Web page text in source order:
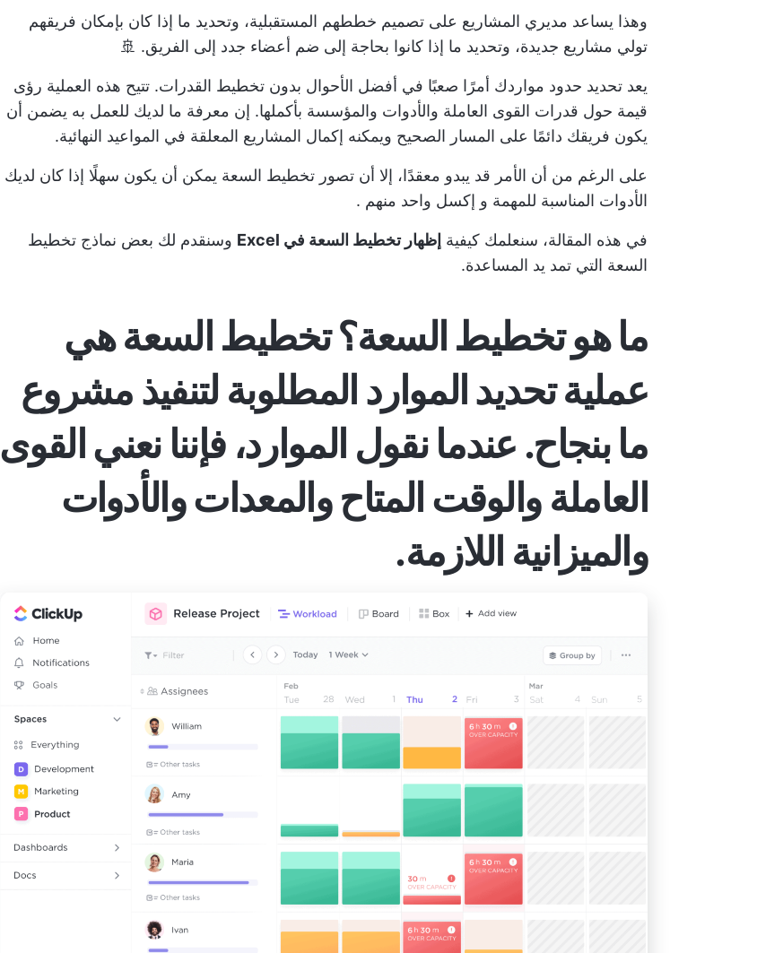
وهذا يساعد مديري المشاريع على تصميم خططهم المستقبلية، وتحديد ما إذا كان بإمكان فريقهم
تولي مشاريع جديدة، وتحديد ما إذا كانوا بحاجة إلى ضم أعضاء جدد إلى الفريق. 🚢
يعد تحديد حدود مواردك أمرًا صعبًا في أفضل الأحوال بدون تخطيط القدرات. تتيح هذه العملية رؤى
قيمة حول قدرات القوى العاملة والأدوات والمؤسسة بأكملها. إن معرفة ما لديك للعمل به يضمن أن
يكون فريقك دائمًا على المسار الصحيح ويمكنه إكمال المشاريع المعلقة في المواعيد النهائية.
على الرغم من أن الأمر قد يبدو معقدًا، إلا أن تصور تخطيط السعة يمكن أن يكون سهلًا إذا كان لديك
الأدوات المناسبة للمهمة و إكسل واحد منهم .
في هذه المقالة، سنعلمك كيفية إظهار تخطيط السعة في Excel
وسنقدم لك بعض نماذج تخطيط
السعة التي تمد يد المساعدة.
ما هو تخطيط السعة؟تخطيط السعةهي
عمليةتحديد الموارد المطلوبة لتنفيذ مشروع
ما بنجاح. عندما نقول الموارد، فإننا نعني القوى
العاملة والوقت المتاح والمعدات والأدوات
والميزانية اللازمة.